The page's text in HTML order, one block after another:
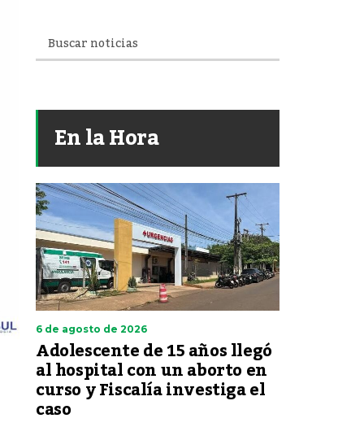
En la Hora
6 de agosto de 2026
Adolescente de 15 años llegó
al hospital con un aborto en
curso y Fiscalía investiga el
caso